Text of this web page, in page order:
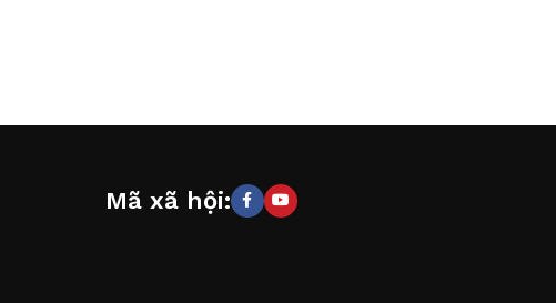
Mã xã hội: